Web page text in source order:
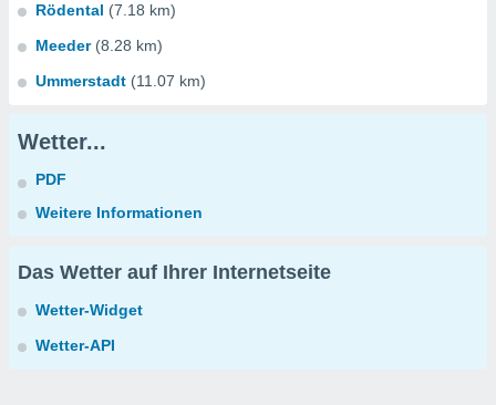
Rödental (7.18 km)
Meeder (8.28 km)
Ummerstadt (11.07 km)
Wetter...
PDF
Weitere Informationen
Das Wetter auf Ihrer Internetseite
Wetter-Widget
Wetter-API